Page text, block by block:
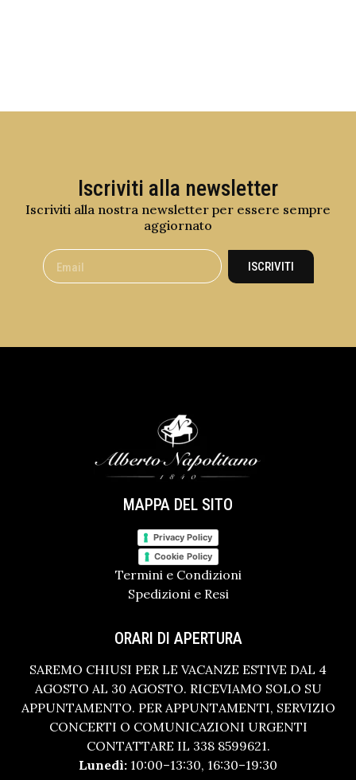
Iscriviti alla newsletter
Iscriviti alla nostra newsletter per essere sempre
aggiornato
ISCRIVITI
MAPPA DEL SITO
Privacy Policy
Cookie Policy
Termini e Condizioni
Spedizioni e Resi
ORARI DI APERTURA
SAREMO CHIUSI PER LE VACANZE ESTIVE DAL 4
AGOSTO AL 30 AGOSTO. RICEVIAMO SOLO SU
APPUNTAMENTO. PER APPUNTAMENTI, SERVIZIO
CONCERTI O COMUNICAZIONI URGENTI
CONTATTARE IL 338 8599621.
Lunedì: 10:00–13:30, 16:30–19:30